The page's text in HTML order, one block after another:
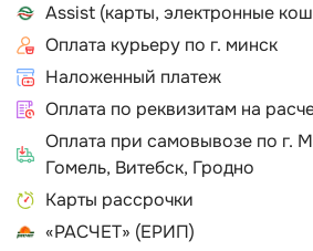
Assist (карты, электронные
Оплата курьеру по г. минск
Наложенный платеж
Оплата по реквизитам на
Оплата при самовывозе по г.
Гомель, Витебск, Гродно
Карты рассрочки
«РАСЧЕТ» (ЕРИП)